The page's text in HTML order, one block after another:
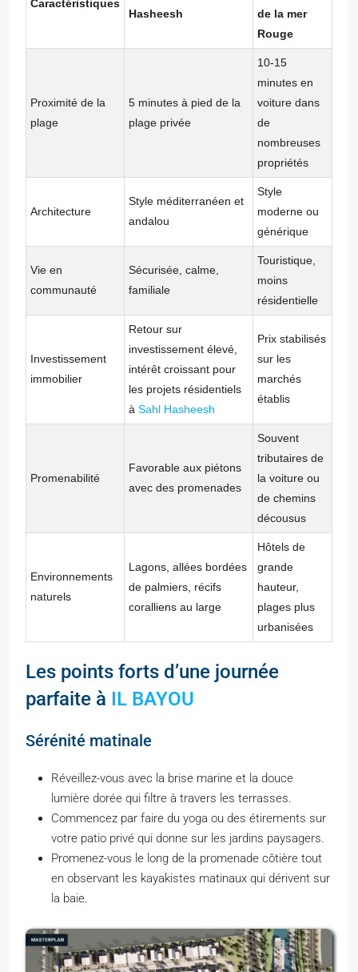
Caractéristiques
Hasheesh
de la mer
Rouge
Proximité de la
plage
5 minutes à pied de la
plage privée
10-15
minutes en
voiture dans
de
nombreuses
propriétés
Architecture
Style méditerranéen et
andalou
Style
moderne ou
générique
Vie en
communauté
Sécurisée, calme,
familiale
Touristique,
moins
résidentielle
Investissement
immobilier
Retour sur
investissement élevé,
intérêt croissant pour
les projets résidentiels
à Sahl Hasheesh
Prix stabilisés
sur les
marchés
établis
Promenabilité
Favorable aux piétons
avec des promenades
Souvent
tributaires de
la voiture ou
de chemins
décousus
Environnements
naturels
Lagons, allées bordées
de palmiers, récifs
coralliens au large
Hôtels de
grande
hauteur,
plages plus
urbanisées
Les points forts d’une journée
parfaite à IL BAYOU
Sérénité matinale
Réveillez-vous avec la brise marine et la douce
lumière dorée qui filtre à travers les terrasses.
Commencez par faire du yoga ou des étirements sur
votre patio privé qui donne sur les jardins paysagers.
Promenez-vous le long de la promenade côtière tout
en observant les kayakistes matinaux qui dérivent sur
la baie.